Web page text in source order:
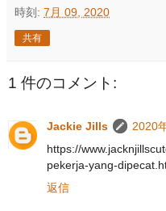
時刻: 7月 09, 2020
共有
1 件のコメント:
Jackie Jills
2020
https://
pekerja-yang-
返信